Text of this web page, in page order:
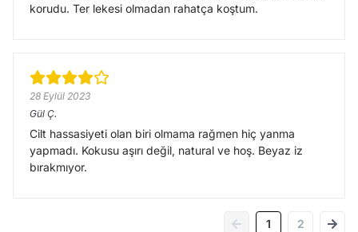
korudu. Ter lekesi olmadan rahatça koştum.
28 Eylül 2023
Gül Ç.
Cilt hassasiyeti olan biri olmama rağmen hiç yanma
yapmadı. Kokusu aşırı değil, natural ve hoş. Beyaz iz
bırakmıyor.
1 2